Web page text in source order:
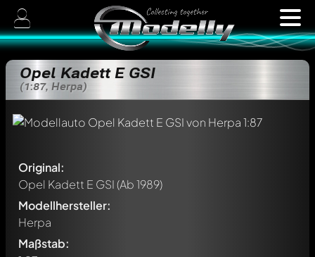
Opel Kadett E GSI
(1:87, Herpa)
Original:
Opel Kadett E GSI(Ab 1989)
Modellhersteller:
Herpa
Maßstab: